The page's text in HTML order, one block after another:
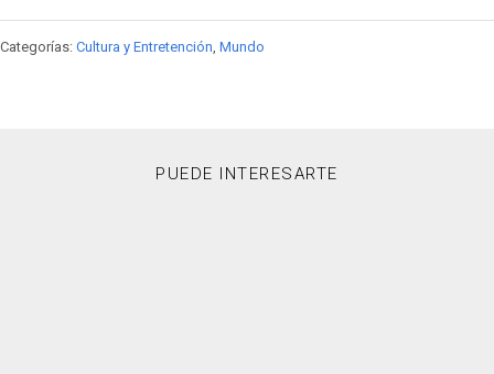
Categorías: Cultura y Entretención Mundo
PUEDE INTERESARTE